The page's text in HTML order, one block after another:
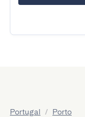
Portugal / Porto